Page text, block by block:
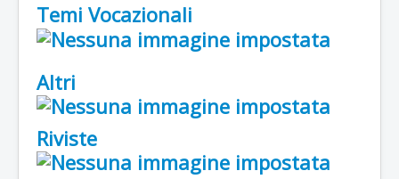
Temi Vocazionali
Altri
Riviste